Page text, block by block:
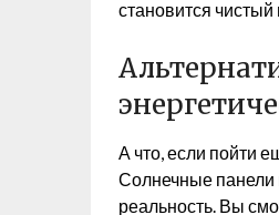
становится
А что, если пойти
Солнечные панели
реальность. Вы